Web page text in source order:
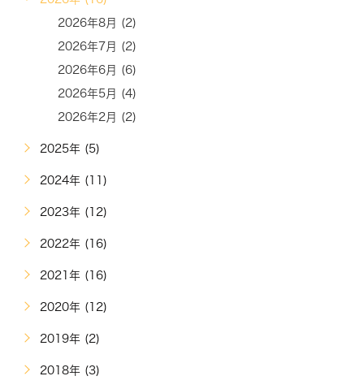
2026年8月 (2)
2026年7月 (2)
2026年6月 (6)
2026年5月 (4)
2026年2月 (2)
2025年 (5)
2024年 (11)
2023年 (12)
2022年 (16)
2021年 (16)
2020年 (12)
2019年 (2)
2018年 (3)